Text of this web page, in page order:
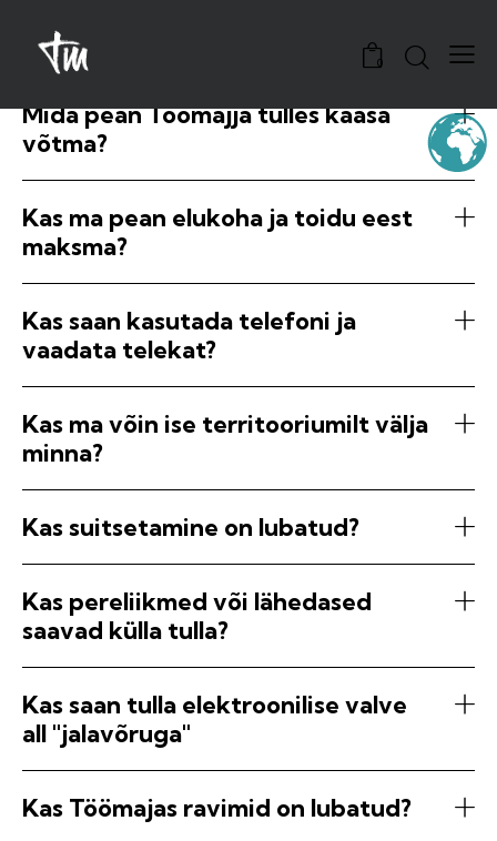
0
Mida pean Töömajja tulles kaasa
võtma?
Kas ma pean elukoha ja toidu eest
maksma?
Kas saan kasutada telefoni ja
vaadata telekat?
Kas ma võin ise territooriumilt välja
minna?
Kas suitsetamine on lubatud?
Kas pereliikmed või lähedased
saavad külla tulla?
Kas saan tulla elektroonilise valve
all "jalavõruga"
Kas Töömajas ravimid on lubatud?